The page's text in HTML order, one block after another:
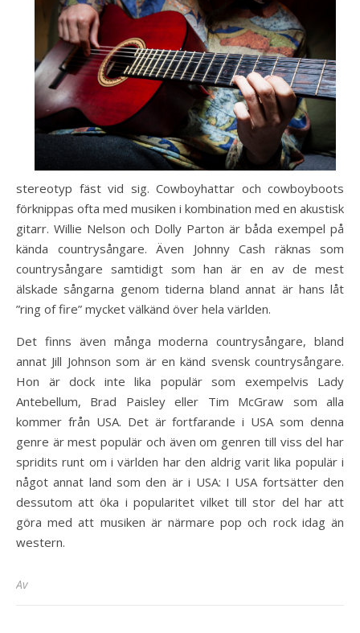
stereotyp fäst vid sig. Cowboyhattar och cowboyboots
förknippas ofta med musiken i kombination med en akustisk
gitarr. Willie Nelson och Dolly Parton är båda exempel på
kända countrysångare. Även Johnny Cash räknas som
countrysångare samtidigt som han är en av de mest
älskade sångarna genom tiderna bland annat är hans låt
”ring of fire” mycket välkänd över hela världen.
Det finns även många moderna countrysångare, bland
annat Jill Johnson som är en känd svensk countrysångare.
Hon är dock inte lika populär som exempelvis Lady
Antebellum, Brad Paisley eller Tim McGraw som alla
kommer från USA. Det är fortfarande i USA som denna
genre är mest populär och även om genren till viss del har
spridits runt om i världen har den aldrig varit lika populär i
något annat land som den är i USA: I USA fortsätter den
dessutom att öka i popularitet vilket till stor del har att
göra med att musiken är närmare pop och rock idag än
western.
Av